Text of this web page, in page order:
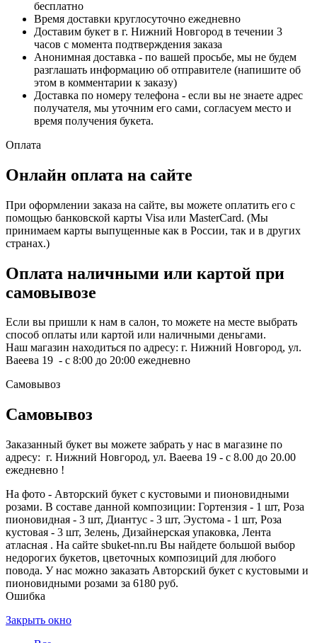
бесплатно
Время доставки круглосуточно ежедневно
Доставим букет в г. Нижний Новгород в течении 3
часов с момента подтверждения заказа
Анонимная доставка - по вашей просьбе, мы не будем
разглашать информацию об отправителе (напишите об
этом в комментарии к заказу)
Доставка по номеру телефона - если вы не знаете адрес
получателя, мы уточним его сами, согласуем место и
время получения букета.
Оплата
Онлайн оплата на сайте
При оформлении заказа на сайте, вы можете оплатить его с
помощью банковской карты Visa или MasterCard. (Мы
принимаем карты выпущенные как в России, так и в других
странах.)
Оплата наличными или картой при
самовывозе
Если вы пришли к нам в салон, то можете на месте выбрать
способ оплаты или картой или наличными деньгами.
Наш магазин находиться по адресу: г. Нижний Новгород, ул.
Ваеева 19 - с 8:00 до 20:00 ежедневно
Самовывоз
Самовывоз
Заказанный букет вы можете забрать у нас в магазине по
адресу: г. Нижний Новгород, ул. Ваеева 19 - с 8.00 до 20.00
ежедневно !
На фото - Авторский букет с кустовыми и пионовидными
розами. В составе данной композиции: Гортензия - 1 шт, Роза
пионовидная - 3 шт, Диантус - 3 шт, Эустома - 1 шт, Роза
кустовая - 3 шт, Зелень, Дизайнерская упаковка, Лента
атласная . На сайте sbuket-nn.ru Вы найдете большой выбор
недорогих букетов, цветочных композиций для любого
повода. У нас можно заказать Авторский букет с кустовыми и
пионовидными розами за 6180 руб.
Ошибка
Закрыть окно